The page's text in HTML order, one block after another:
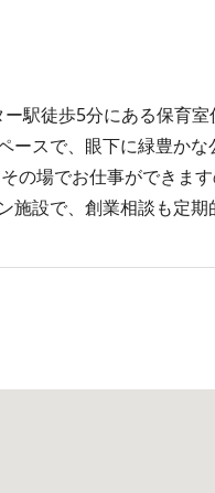
駅徒歩5分にある保育
ースで、眼下に緑豊か
の場でお仕事ができま
設で、創業相談も定期